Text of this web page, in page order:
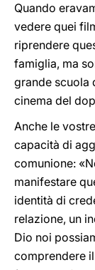
Quando
vedere quei
riprendere
famiglia, ma
grande scuola
cinema del
Anche le
capacità di
comunione:
manifestare
identità di
relazione, un
Dio noi
comprendere